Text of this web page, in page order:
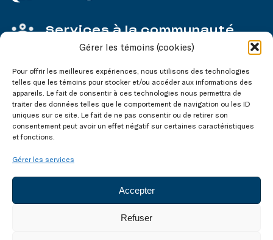
Gérer les témoins (cookies)
Pour offrir les meilleures expériences, nous utilisons des technologies
telles que les témoins pour stocker et/ou accéder aux informations des
appareils. Le fait de consentir à ces technologies nous permettra de
traiter des données telles que le comportement de navigation ou les ID
uniques sur ce site. Le fait de ne pas consentir ou de retirer son
consentement peut avoir un effet négatif sur certaines caractéristiques
et fonctions.
Gérer les services
Accepter
Refuser
Services à la communauté
Service aux entreprises
Nos réseaux